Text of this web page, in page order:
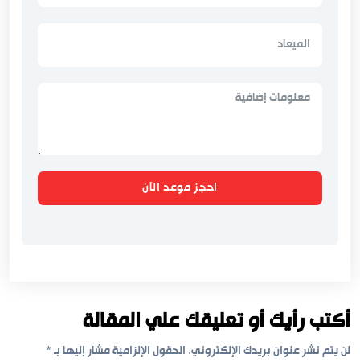
احجز موعد الآن
أكتب رأيك أو تعليقك علي المقالة
لن يتم نشر عنوان بريدك الإلكتروني. الحقول الإلزامية مشار إليها بـ*